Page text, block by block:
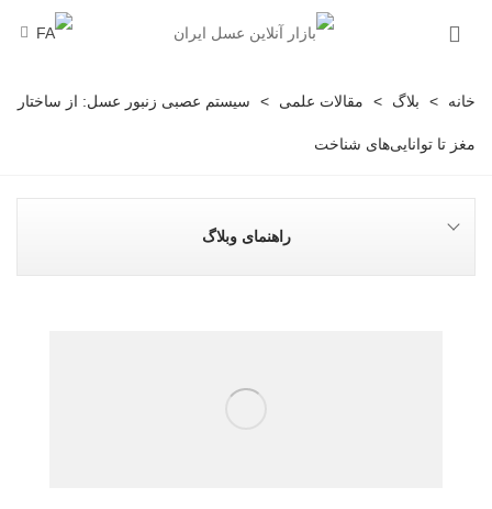
خانه > بلاگ > مقالات علمی > سیستم عصبی زنبور عسل: از ساختار
مغز تا توانایی‌های شناخت
راهنمای وبلاگ